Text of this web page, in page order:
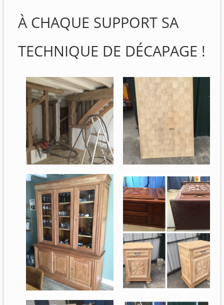
À CHAQUE SUPPORT SA
TECHNIQUE DE DÉCAPAGE !